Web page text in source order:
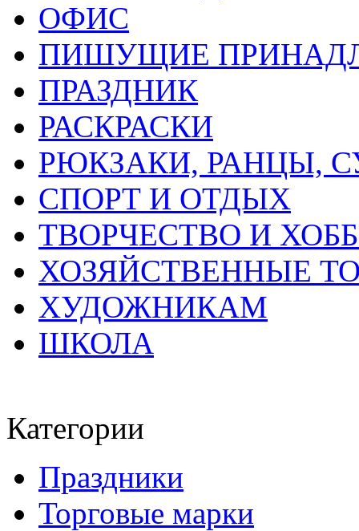
ОФИС
ПИШУЩИЕ
ПРАЗДНИК
РАСКРАСКИ
РЮКЗАКИ, РАНЦЫ,
СПОРТ И ОТДЫХ
ТВОРЧЕСТВО И
ХОЗЯЙСТВЕННЫЕ
ХУДОЖНИКАМ
ШКОЛА
Категории
Праздники
Торговые марки